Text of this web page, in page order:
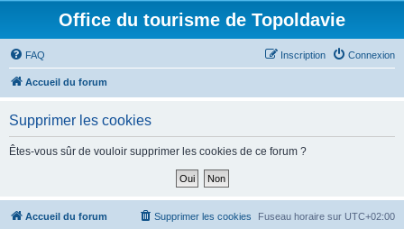
Office du tourisme de Topoldavie
FAQ Connexion
Inscription
Accueil du forum
Supprimer les cookies
Êtes-vous sûr de vouloir supprimer les cookies de ce forum ?
Accueil du forum Fuseau horaire sur UTC+02:00
Supprimer les cookies